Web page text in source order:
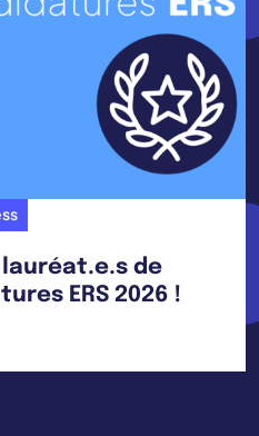
de
ERS 2026 !